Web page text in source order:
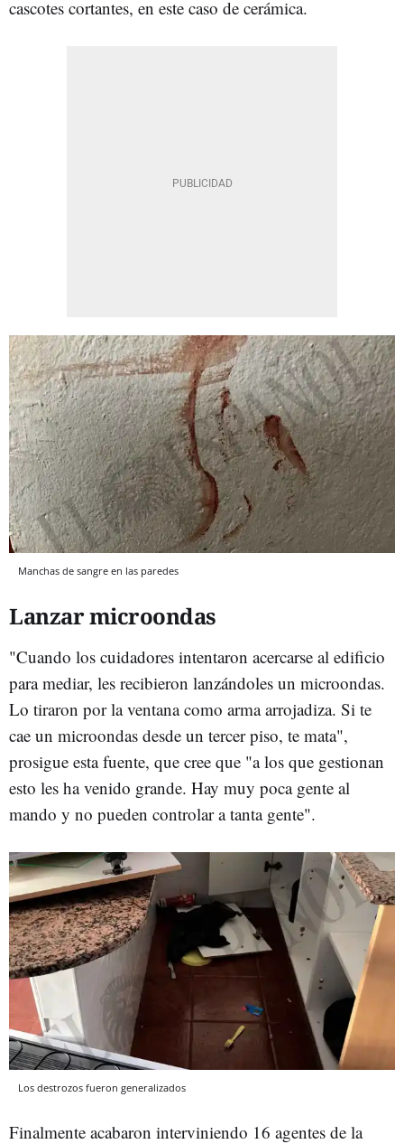
cascotes cortantes, en este caso de cerámica.
Manchas de sangre en las paredes
Lanzar microondas
"Cuando los cuidadores intentaron acercarse al edificio
para mediar, les recibieron lanzándoles un microondas.
Lo tiraron por la ventana como arma arrojadiza. Si te
cae un microondas desde un tercer piso, te mata",
prosigue esta fuente, que cree que "a los que gestionan
esto les ha venido grande. Hay muy poca gente al
mando y no pueden controlar a tanta gente".
Los destrozos fueron generalizados
Finalmente acabaron interviniendo 16 agentes de la